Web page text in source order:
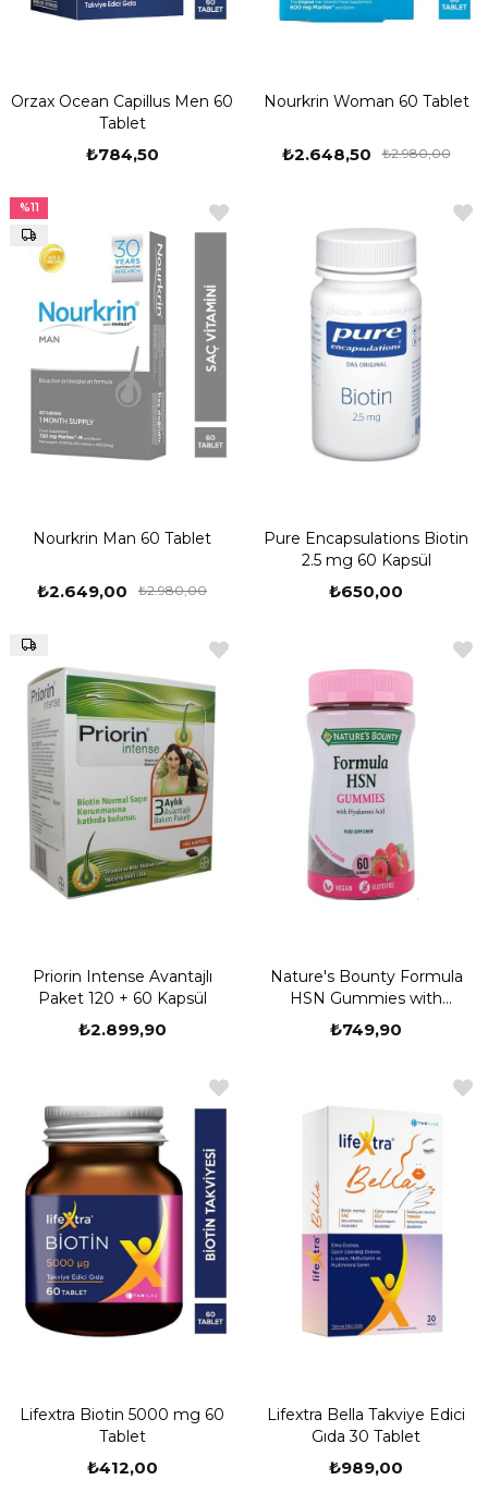
Orzax Ocean Capillus Men 60
Tablet
₺784,50
Nourkrin Woman 60 Tablet
₺2.648,50 ₺2.980,00
Nourkrin Man 60 Tablet
₺2.649,00 ₺2.980,00
%11
Pure Encapsulations Biotin
2.5 mg 60 Kapsül
₺650,00
Priorin Intense Avantajlı
Paket 120 + 60 Kapsül
₺2.899,90
Nature's Bounty Formula
HSN Gummies with
Hyaluronic Acid 60
Çiğnenebilir Form
₺749,90
Lifextra Biotin 5000 mg 60
Tablet
₺412,00
Lifextra Bella Takviye Edici
Gıda 30 Tablet
₺989,00